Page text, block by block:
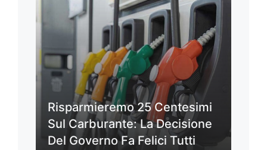
Risparmieremo 25 Centesimi
Sul Carburante: La Decisione
Del Governo Fa Felici Tutti